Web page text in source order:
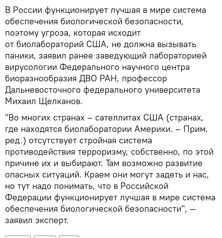
В России функционирует лучшая в мире система
обеспечения биологической безопасности,
поэтому угроза, которая исходит
от биолабораторий США, не должна вызывать
паники, заявил ранее заведующий лабораторией
вирусологии Федерального научного центра
биоразнообразия ДВО РАН, профессор
Дальневосточного федерального университета
Михаил Щелканов.
"Во многих странах – сателлитах США (странах,
где находятся биолаборатории Америки. – Прим.
ред.) отсутствует стройная система
противодействия терроризму, собственно, по этой
причине их и выбирают. Там возможно развитие
опасных ситуаций. Краем они могут задеть и нас,
но тут надо понимать, что в Российской
Федерации функционирует лучшая в мире система
обеспечения биологической безопасности", —
заявил эксперт.